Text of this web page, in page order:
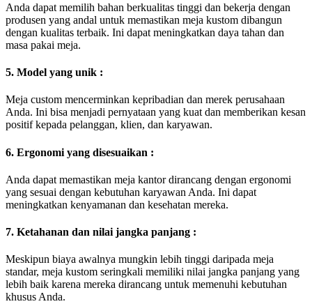
Anda dapat memilih bahan berkualitas tinggi dan bekerja dengan
produsen yang andal untuk memastikan meja kustom dibangun
dengan kualitas terbaik. Ini dapat meningkatkan daya tahan dan
masa pakai meja.
5. Model yang unik :
Meja custom mencerminkan kepribadian dan merek perusahaan
Anda. Ini bisa menjadi pernyataan yang kuat dan memberikan kesan
positif kepada pelanggan, klien, dan karyawan.
6. Ergonomi yang disesuaikan :
Anda dapat memastikan meja kantor dirancang dengan ergonomi
yang sesuai dengan kebutuhan karyawan Anda. Ini dapat
meningkatkan kenyamanan dan kesehatan mereka.
7. Ketahanan dan nilai jangka panjang :
Meskipun biaya awalnya mungkin lebih tinggi daripada meja
standar, meja kustom seringkali memiliki nilai jangka panjang yang
lebih baik karena mereka dirancang untuk memenuhi kebutuhan
khusus Anda.